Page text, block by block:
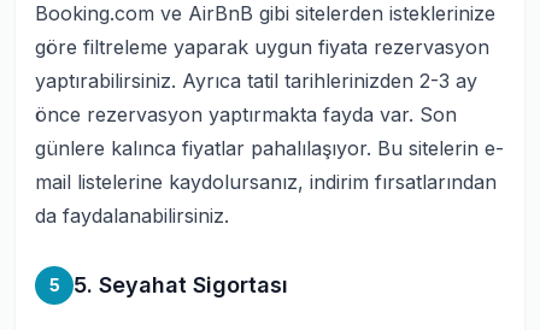
Booking.com ve AirBnB gibi sitelerden isteklerinize
göre filtreleme yaparak uygun fiyata rezervasyon
yaptırabilirsiniz. Ayrıca tatil tarihlerinizden 2-3 ay
önce rezervasyon yaptırmakta fayda var. Son
günlere kalınca fiyatlar pahalılaşıyor. Bu sitelerin e-
mail listelerine kaydolursanız, indirim fırsatlarından
da faydalanabilirsiniz.
5 5. Seyahat Sigortası